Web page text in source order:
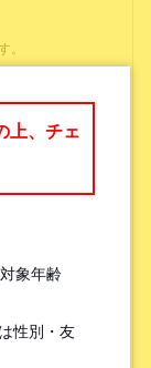
。
上、チェ
象年齢
性別・友